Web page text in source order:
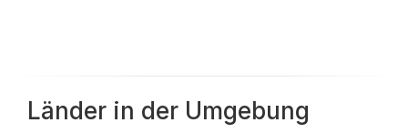
Länder in der Umgebung